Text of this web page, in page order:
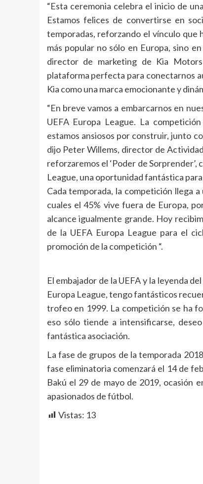
“Esta ceremonia celebra el inicio de
Estamos felices de convertirse en
temporadas, reforzando el vínculo que
más popular no sólo en Europa, sino
director de marketing de Kia
plataforma perfecta para conectarnos
Kia como una marca emocionante y
“En breve vamos a embarcarnos en
UEFA Europa League. La
estamos ansiosos por construir, junto
dijo Peter Willems, director de
reforzaremos el ‘Poder de
League, una oportunidad fantástica
Cada temporada, la competición llega
cuales el 45% vive fuera de Europa,
alcance igualmente grande. Hoy
de la UEFA Europa League para el
promoción de la competición “.
El embajador de la UEFA y la leyenda
Europa League, tengo fantásticos
trofeo en 1999. La competición se ha
eso sólo tiende a intensificarse,
fantástica asociación.
La fase de grupos de la temporada
fase eliminatoria comenzará el 14 de
Bakú el 29 de mayo de 2019, ocasión
apasionados de fútbol.
Vistas: 13